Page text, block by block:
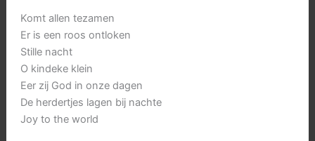
Komt allen tezamen
Er is een roos ontloken
Stille nacht
O kindeke klein
Eer zij God in onze dagen
De herdertjes lagen bij nachte
Joy to the world